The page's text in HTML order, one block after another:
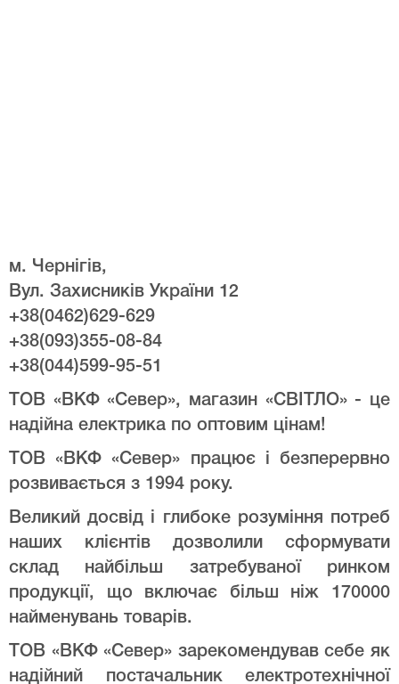
м. Чернігів,
Вул. Захисників України 12
+38(0462)629-629
+38(093)355-08-84
+38(044)599-95-51
ТОВ «ВКФ «Север», магазин «СВІТЛО» - це
надійна електрика по оптовим цінам!
ТОВ «ВКФ «Север» працює і безперервно
розвивається з 1994 року.
Великий досвід і глибоке розуміння потреб
наших клієнтів дозволили сформувати
склад найбільш затребуваної ринком
продукції, що включає більш ніж 170000
найменувань товарів.
ТОВ «ВКФ «Север» зарекомендував себе як
надійний постачальник електротехнічної